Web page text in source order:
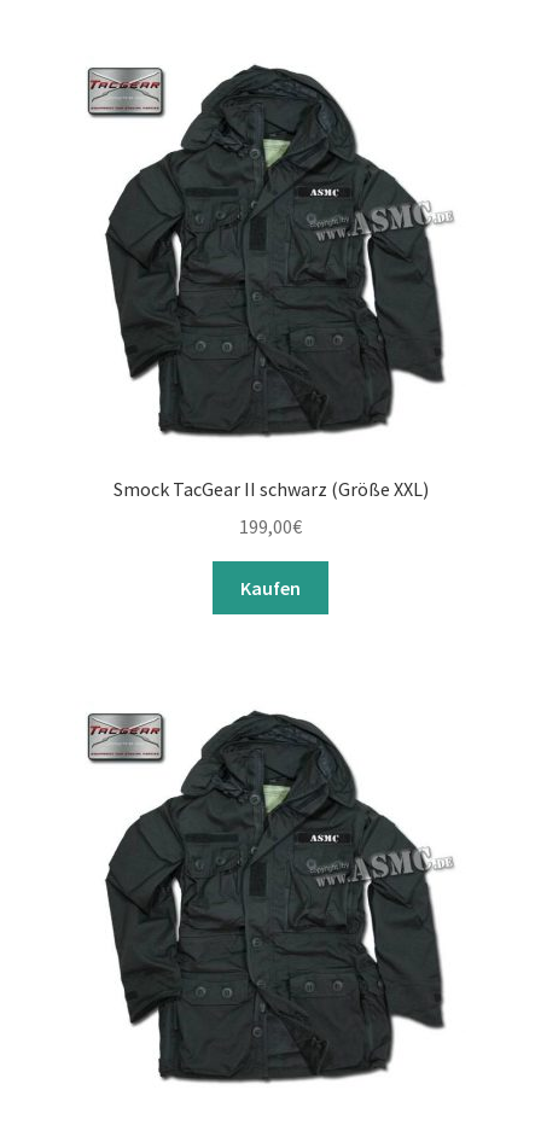
Smock TacGear II schwarz (Größe XXL)
199,00€
Kaufen